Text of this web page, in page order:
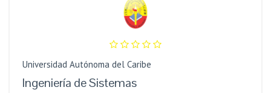
Universidad Autónoma del Caribe
Ingeniería de Sistemas